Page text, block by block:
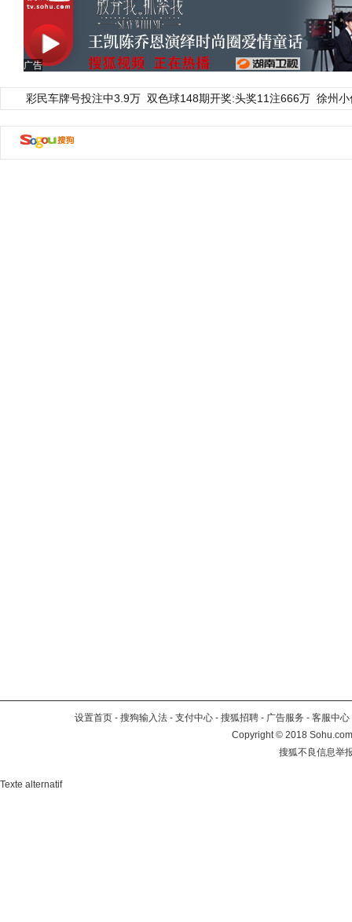
广告
彩民车牌号投注中3.9万 双色球148期开奖:头奖11注666万 徐州
设置首页 - 搜狗输入法 - 支付中心 - 搜狐招聘 - 广告服务 - 客服中心
Copyright©2018
搜狐不良信息举
Texte alternatif